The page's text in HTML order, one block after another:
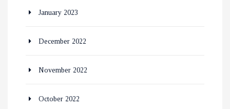
January 2023
December 2022
November 2022
October 2022